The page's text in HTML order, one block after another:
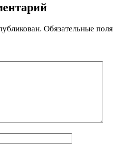
Обязательные поля